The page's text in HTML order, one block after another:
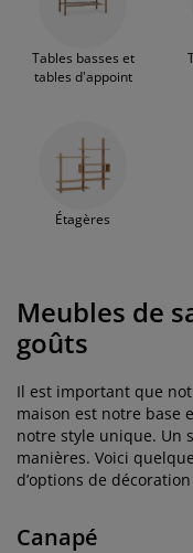
Tables basses et
tables d'appoint
Étagères
Meubles de
goûts
Il est important que
maison est notre base
notre style unique. Un
manières. Voici
d’options de
Canapé